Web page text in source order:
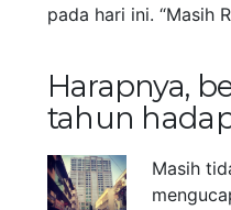
pada hari ini. “Masih
Harapnya,
tahun
Masih